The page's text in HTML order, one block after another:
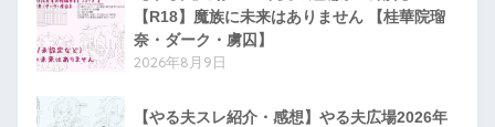
【R18】魔族に未来はありません 【桂華院瑠
奈・ダーク・虜囚】
2026年8月9日
【やる夫スレ紹介・感想】やる夫広場2026年